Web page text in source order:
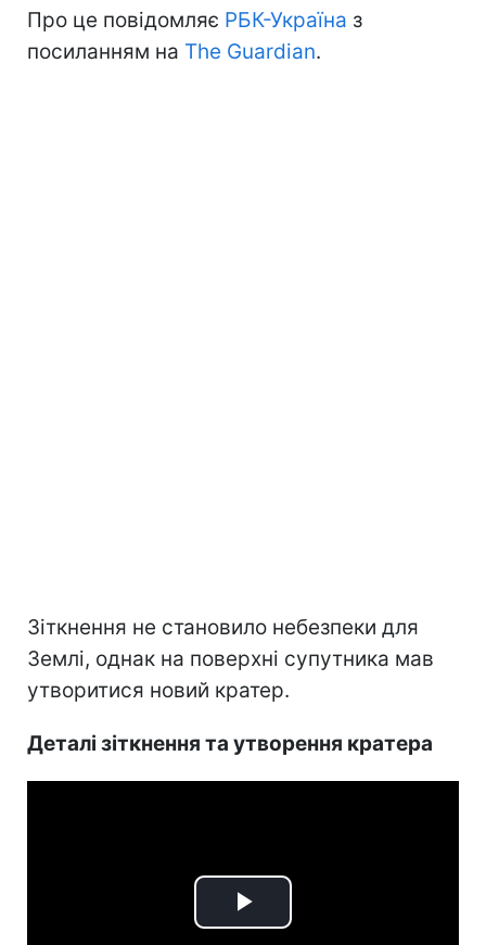
Про це повідомляє РБК-Україна з
посиланням на The Guardian.
Зіткнення не становило небезпеки для
Землі, однак на поверхні супутника мав
утворитися новий кратер.
Деталі зіткнення та утворення кратера
Play